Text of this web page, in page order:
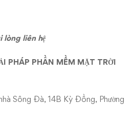
lòng liên hệ
PHÁP PHẦN MỀM MẶT TRỜI
Sông Đà, 14B Kỳ Đồng, Phường